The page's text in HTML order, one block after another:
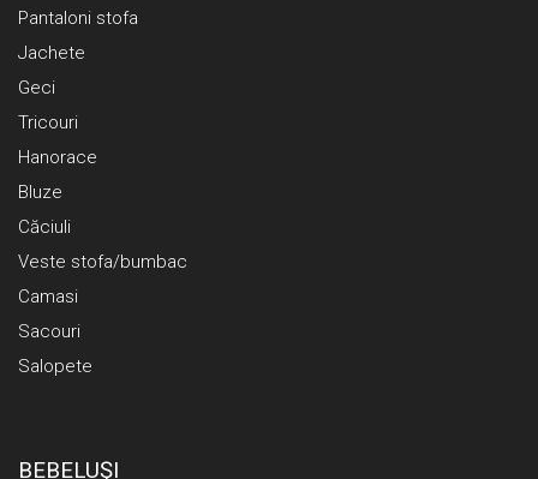
Pantaloni stofa
Jachete
Geci
Tricouri
Hanorace
Bluze
Căciuli
Veste stofa/bumbac
Camasi
Sacouri
Salopete
BEBELUŞI